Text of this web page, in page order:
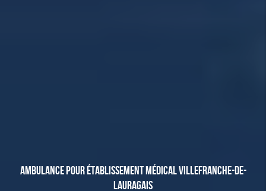
AMBULANCE POUR ÉTABLISSEMENT MÉDICAL VILLEFRANCHE-DE-
LAURAGAIS